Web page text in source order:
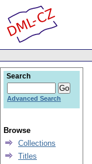
Search
Advanced Search
Browse
Collections
Titles